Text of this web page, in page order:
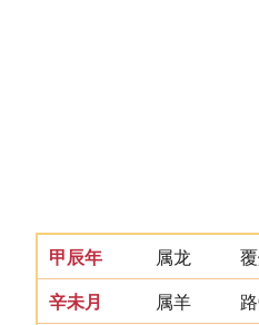
甲辰年 属龙
辛未月
属羊